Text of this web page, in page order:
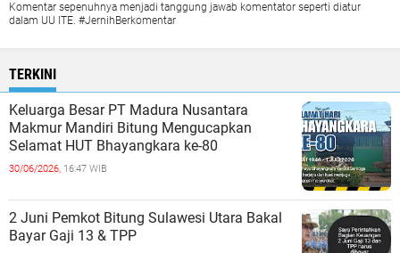
Komentar sepenuhnya menjadi tanggung jawab komentator seperti diatur
dalam UU ITE. #JernihBerkomentar
TERKINI
Keluarga Besar PT Madura Nusantara
Makmur Mandiri Bitung Mengucapkan
Selamat HUT Bhayangkara ke-80
30/06/2026, 16:47 WIB
2 Juni Pemkot Bitung Sulawesi Utara Bakal
Bayar Gaji 13 & TPP